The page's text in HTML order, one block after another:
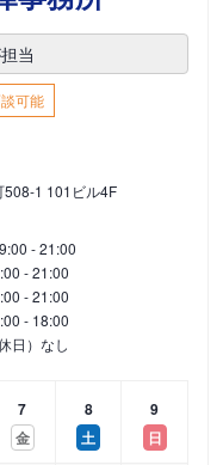
当
可能
508-1 101ビル4F
- 21:00
- 21:00
- 21:00
- 18:00
日）なし
7
金
8
土
9
日